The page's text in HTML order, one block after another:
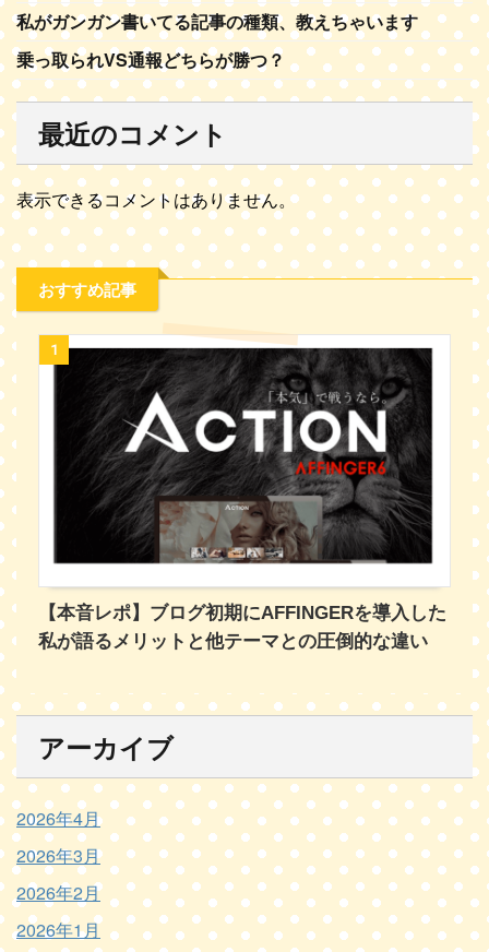
私がガンガン書いてる記事の種類、教えちゃいます
乗っ取られVS通報どちらが勝つ？
最近のコメント
表示できるコメントはありません。
おすすめ記事
1
【本音レポ】ブログ初期にAFFINGERを導入した
私が語るメリットと他テーマとの圧倒的な違い
アーカイブ
2026年4月
2026年3月
2026年2月
2026年1月